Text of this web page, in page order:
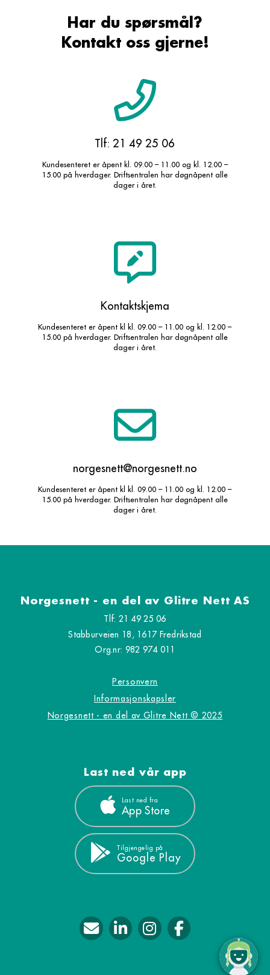
Har du spørsmål?
Kontakt oss gjerne!
Tlf: 21 49 25 06
Kundesenteret er åpent kl. 09.00 – 11.00 og kl. 12.00 –
15.00 på hverdager. Driftsentralen har døgnåpent alle
dager i året.
Kontaktskjema
Kundesenteret er åpent kl kl. 09.00 – 11.00 og kl. 12.00 –
15.00 på hverdager. Driftsentralen har døgnåpent alle
dager i året.
norgesnett@norgesnett.no
Kundesenteret er åpent kl kl. 09.00 – 11.00 og kl. 12.00 –
15.00 på hverdager. Driftsentralen har døgnåpent alle
dager i året.
Norgesnett - en del av Glitre Nett AS
Tlf: 21 49 25 06
Stabburveien 18, 1617 Fredrikstad
Org.nr: 982 974 011
Personvern
Informasjonskapsler
Norgesnett - en del av Glitre Nett © 2025
Last ned vår app
Last ned fra
App Store
Tilgjengelig på
Google Play